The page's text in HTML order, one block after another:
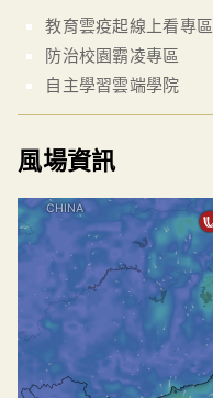
教育雲疫起線上看專區
防治校園霸凌專區
自主學習雲端學院
風場資訊